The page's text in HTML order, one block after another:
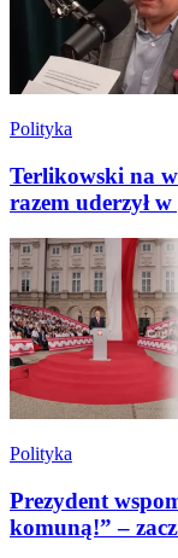
Polityka
Terlikowski na
razem uderzył
Polityka
Prezydent
komuną!” –